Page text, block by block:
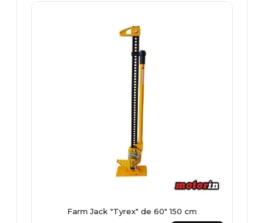
Farm Jack "Tyrex" de 60" 150 cm